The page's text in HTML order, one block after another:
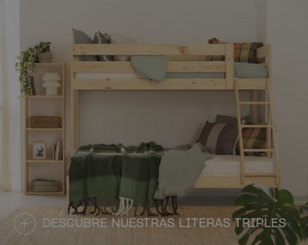
DESCUBRE NUESTRAS LITERAS TRIPLES